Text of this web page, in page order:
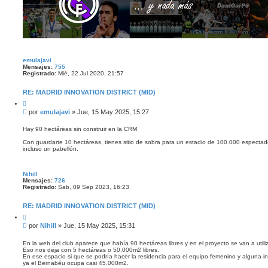
emulajavi
Mensajes: 755
Registrado: Mié, 22 Jul 2020, 21:57
RE: MADRID INNOVATION DISTRICT (MID)
i
t
r
M
n
a
j
por emulajavi » Jue, 15 May 2025, 15:27
Hay 90 hectáreas sin construir en la CRM
Con guardarte 10 hectáreas, tienes sitio de sobra para un estadio de 100.000
incluso un pabellón.
Nihill
Mensajes: 726
Registrado: Sab, 09 Sep 2023, 16:23
RE: MADRID INNOVATION DISTRICT (MID)
i
t
r
M
n
s
a
por Nihill » Jue, 15 May 2025, 15:31
En la web del club aparece que había 90 hectáreas libres y en el proyecto se van a
Eso nos deja con 5 hectáreas o 50.000m2 libres.
En ese espacio si que se podría hacer la residencia para el equipo femenino y alguna
ya el Bernabéu ocupa casi 45.000m2.